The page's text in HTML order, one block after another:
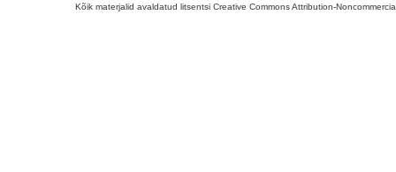
Kõik materjalid avaldatud litsentsi Creative Commons Attribution-